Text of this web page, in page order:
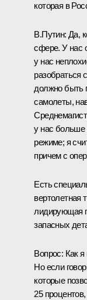
которая в
В.Путин: Да,
сфере. У нас
у нас
разобраться
должно быть
самолеты,
у нас больше
режиме; я
причем с
Есть
вертолетная
лидирующая
запасных
Вопрос: Как я
Но если
которые
25